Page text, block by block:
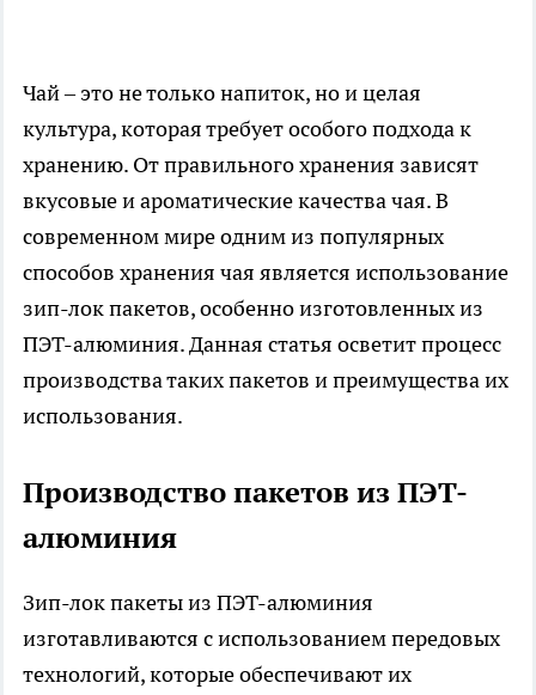
Чай – это не только напиток, но и целая
культура, которая требует особого подхода к
хранению. От правильного хранения зависят
вкусовые и ароматические качества чая. В
современном мире одним из популярных
способов хранения чая является использование
зип-лок пакетов, особенно изготовленных из
ПЭТ-алюминия. Данная статья осветит процесс
производства таких пакетов и преимущества их
использования.
Производство пакетов из ПЭТ-
алюминия
Зип-лок пакеты из ПЭТ-алюминия
изготавливаются с использованием передовых
технологий, которые обеспечивают их